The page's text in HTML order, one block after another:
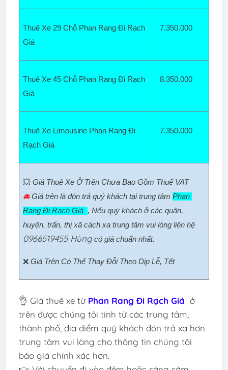
Thuê Xe 29 Chỗ Phan Rang Đi Rạch
Giá
7.350.000
Thuê Xe 45 Chỗ Phan Rang Đi Rạch
Giá
8.350.000
Thuê Xe Limousine Phan Rang Đi
Rạch Giá
7.350.000
💥 Giá Thuê Xe Ở Trên Chưa Bao Gồm Thuế VAT
🚘 Giá trên là đón trả quý khách tại trung tâm Phan
Rang Đi Rạch Giá , Nếu quý khách ở các quận,
huyện, trấn, thị xã cách xa trung tâm vui lòng liên hệ
0966519455 Hùngcó giá chuẩn nhất.
❌ Giá Trên Có Thể Thay Đỗi Theo Dịp Lễ, Tết
👌 Giá thuê xe từ Phan Rang Đi Rạch Giá ở
trên được chúng tôi tính từ các trung tâm,
thành phố, địa điểm quý khách đón trả xa hơn
trung tâm vui lòng cho thông tin chúng tôi
báo giá chính xác hơn.